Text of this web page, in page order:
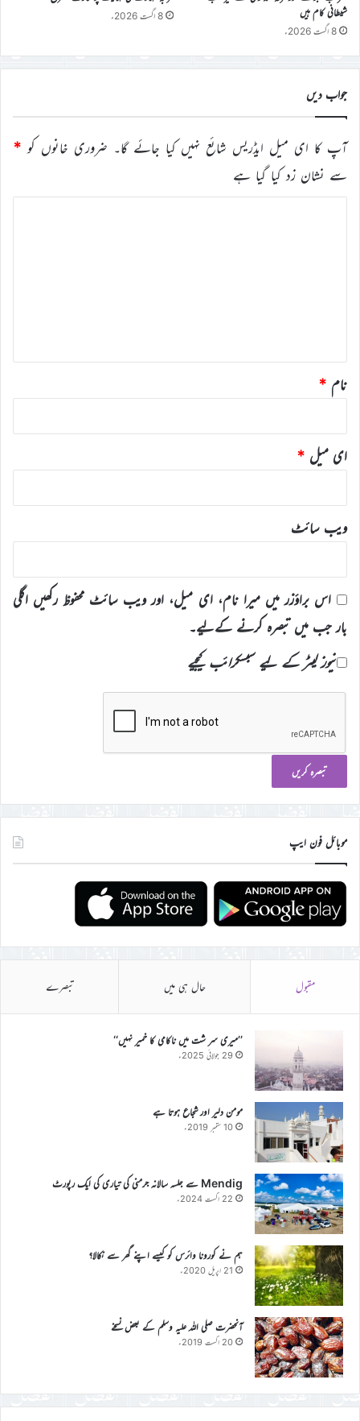
شیطانی کام ہیں
8 اگست 2026ء
8 اگست 2026ء
جواب دیں
آپ کا ای میل ایڈریس شائع نہیں کیا جائے گا۔ ضروری خانوں کو *
سے نشان زد کیا گیا ہے
نام *
ای میل *
ویب‌ سائٹ
اس براؤزر میں میرا نام، ای میل، اور ویب سائٹ محفوظ رکھیں اگلی
بار جب میں تبصرہ کرنے کےلیے۔
نیوز لیٹر کے لیے سبسکرائب کیجیے
موبائل فون ایپ
مقبول حال ہی میں تبصرے
’’میری سر شت میں ناکامی کا خمیر نہیں‘‘
29 جولائی 2025ء
مومن دلیر اور شجاع ہوتا ہے
10 ستمبر 2019ء
Mendig سے جلسہ سالانہ جرمنی کی تیاری کی ایک رپورٹ
22 اگست 2024ء
ہم نے کورونا وائرس کو کیسے اپنے گھر سے نکالا؟
21 اپریل 2020ء
آنحضرت صلی اللہ علیہ وسلم کے بعض نسخے
20 اگست 2019ء